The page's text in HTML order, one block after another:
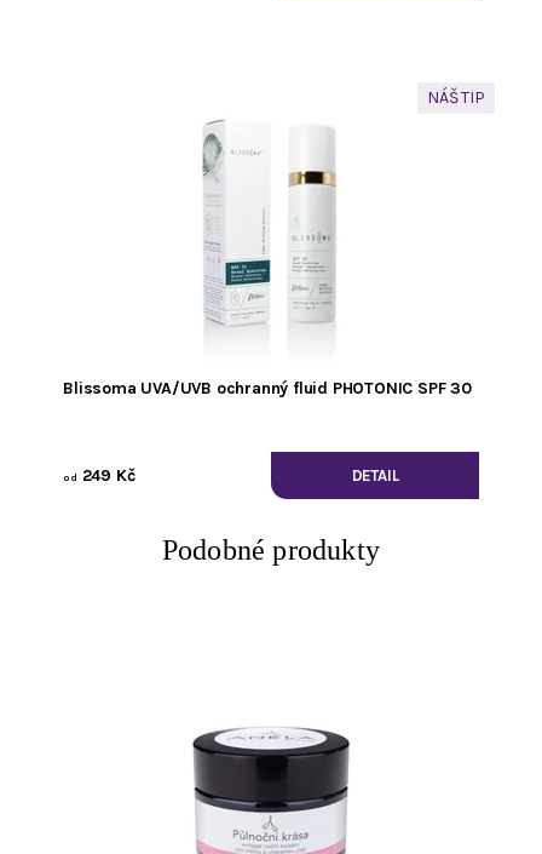
NÁŠ TIP
Blissoma UVA/UVB ochranný fluid PHOTONIC SPF 30
od 249 Kč DETAIL
Podobné produkty